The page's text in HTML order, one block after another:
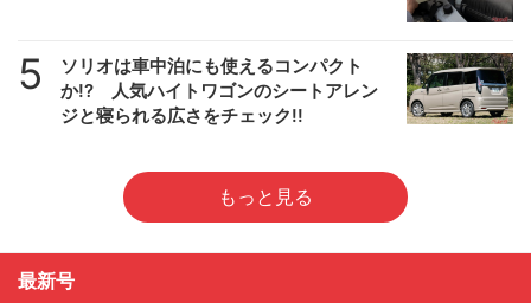
5
ソリオは車中泊にも使えるコンパクト
か!? 人気ハイトワゴンのシートアレン
ジと寝られる広さをチェック!!
もっと見る
最新号